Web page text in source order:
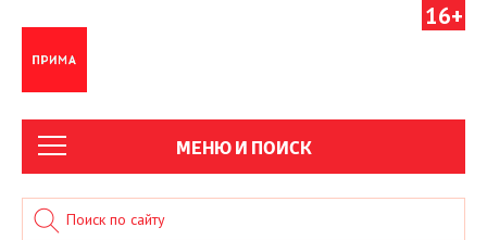
16+
МЕНЮ И ПОИСК